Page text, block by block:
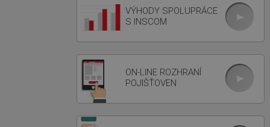
VÝHODY SPOLUPRÁCE
S INSCOM
ON-LINE ROZHRANÍ
POJIŠŤOVEN